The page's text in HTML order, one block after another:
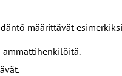
määrittävät
ammattihenkilöitä.